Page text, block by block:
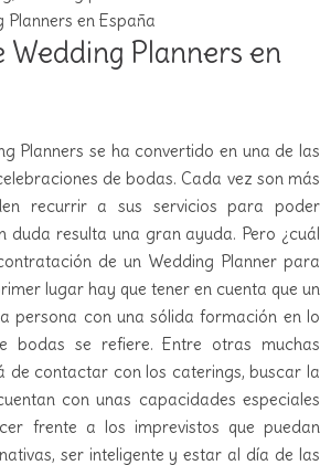
en España
Wedding Planners en
Planners se ha convertido en una de las
de bodas. Cada vez son más
recurrir a sus servicios para poder
duda resulta una gran ayuda. Pero ¿cuál
de un Wedding Planner para
lugar hay que tener en cuenta que un
persona con una sólida formación en lo
bodas se refiere. Entre otras muchas
de contactar con los caterings, buscar la
con unas capacidades especiales
frente a los imprevistos que puedan
ser inteligente y estar al día de las